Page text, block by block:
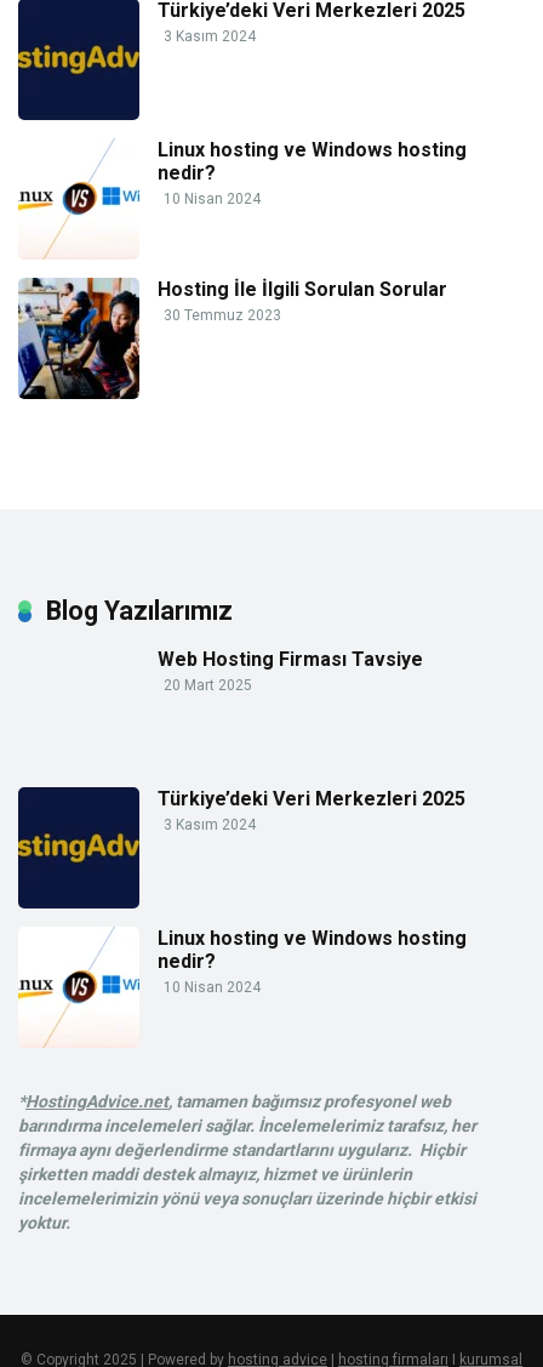
Türkiye’deki Veri Merkezleri 2025
3 Kasım 2024
Linux hosting ve Windows hosting
nedir?
10 Nisan 2024
Hosting İle İlgili Sorulan Sorular
30 Temmuz 2023
Blog Yazılarımız
Web Hosting Firması Tavsiye
20 Mart 2025
Türkiye’deki Veri Merkezleri 2025
3 Kasım 2024
Linux hosting ve Windows hosting
nedir?
10 Nisan 2024
*HostingAdvice.net, tamamen bağımsız profesyonel web
barındırma incelemeleri sağlar. İncelemelerimiz tarafsız, her
firmaya aynı değerlendirme standartlarını uygularız. Hiçbir
şirketten maddi destek almayız, hizmet ve ürünlerin
incelemelerimizin yönü veya sonuçları üzerinde hiçbir etkisi
yoktur.
© Copyright 2025 | Powered by hosting advice hosting firmaları kurumsal